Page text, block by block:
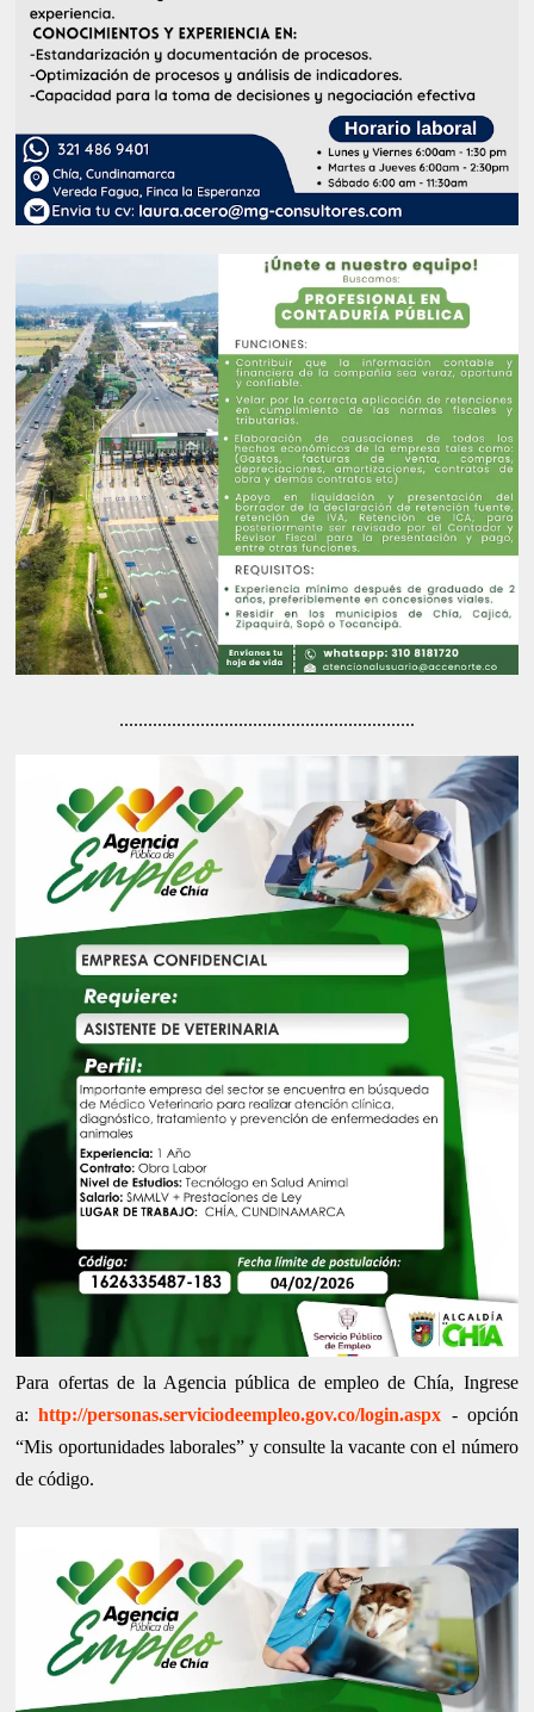
..............................................................
Para ofertas de la Agencia pública de empleo de Chía, Ingrese
a:http://personas.serviciodeempleo.gov.co/login.aspx - opción
“Mis oportunidades laborales” y consulte la vacante con el número
de código.